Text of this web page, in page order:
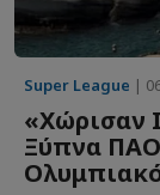
Super League |
«Χώρισαν
Ξύπνα